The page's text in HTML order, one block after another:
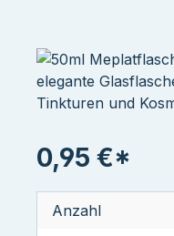
0,95 €*
Anzahl